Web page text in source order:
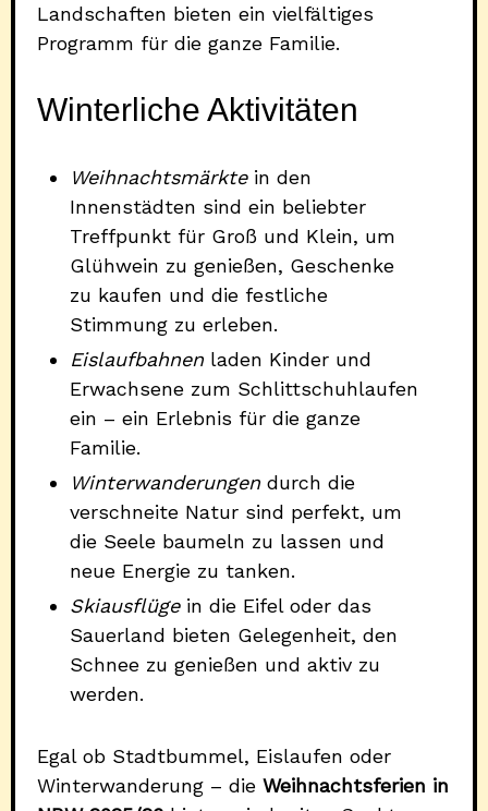
Landschaften bieten ein vielfältiges
Programm für die ganze Familie.
Winterliche Aktivitäten
Weihnachtsmärktein den
Innenstädten sind ein beliebter
Treffpunkt für Groß und Klein, um
Glühwein zu genießen, Geschenke
zu kaufen und die festliche
Stimmung zu erleben.
Eislaufbahnenladen Kinder und
Erwachsene zum Schlittschuhlaufen
ein – ein Erlebnis für die ganze
Familie.
Winterwanderungendurch die
verschneite Natur sind perfekt, um
die Seele baumeln zu lassen und
neue Energie zu tanken.
Skiausflügein die Eifel oder das
Sauerland bieten Gelegenheit, den
Schnee zu genießen und aktiv zu
werden.
Egal ob Stadtbummel, Eislaufen oder
Winterwanderung – die Weihnachtsferien in